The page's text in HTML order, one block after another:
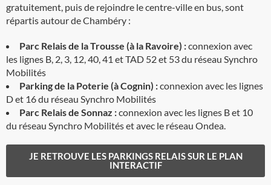
gratuitement, puis de rejoindre le centre-ville en bus, sont
répartis autour de Chambéry :
Parc Relais de la Trousse (à la Ravoire) :connexion avec
les lignes B, 2, 3, 12, 40, 41 et TAD 52 et 53 du réseau Synchro
Mobilités
Parking de la Poterie (à Cognin) :connexion avec les lignes
D et 16 du réseau Synchro Mobilités
Parc Relais de Sonnaz :connexion avec les lignes B et 10
du réseau Synchro Mobilités et avec le réseau Ondea.
JE RETROUVE LES PARKINGS RELAIS SUR LE PLAN
INTERACTIF